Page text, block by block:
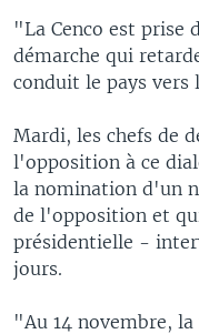
"La Cenco est prise
démarche qui
conduit le pays
Mardi, les chefs de
l'opposition à ce
la nomination d'un
de l'opposition et
présidentielle -
jours.
"Au 14 novembre,